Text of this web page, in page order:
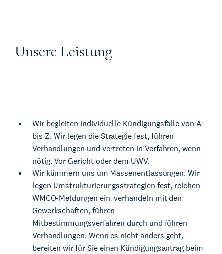
Unsere Leistung
Wir begleiten individuelle Kündigungsfälle von A
bis Z. Wir legen die Strategie fest, führen
Verhandlungen und vertreten in Verfahren, wenn
nötig. Vor Gericht oder dem UWV.
Wir kümmern uns um Massenentlassungen. Wir
legen Umstrukturierungsstrategien fest, reichen
WMCO-Meldungen ein, verhandeln mit den
Gewerkschaften, führen
Mitbestimmungsverfahren durch und führen
Verhandlungen. Wenn es nicht anders geht,
bereiten wir für Sie einen Kündigungsantrag beim